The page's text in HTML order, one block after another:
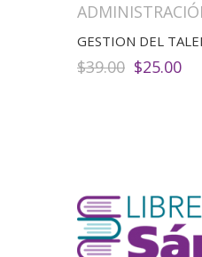
GESTION DEL
$39.00 El
$25.00El